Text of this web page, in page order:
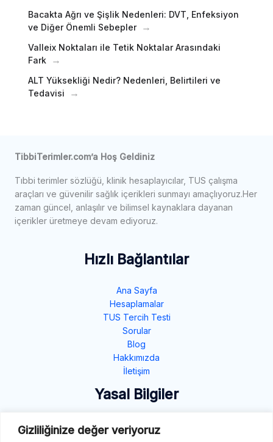
Gizliliğinize değer veriyoruz
Bacakta Ağrı ve Şişlik Nedenleri: DVT, Enfeksiyon
ve Diğer Önemli Sebepler
Valleix Noktaları ile Tetik Noktalar Arasındaki
Fark
ALT Yüksekliği Nedir? Nedenleri, Belirtileri ve
Tedavisi
TibbiTerimler.com’a Hoş Geldiniz
Tıbbi terimler sözlüğü, klinik hesaplayıcılar, TUS çalışma
araçları ve güvenilir sağlık içerikleri sunmayı amaçlıyoruz.Her
zaman güncel, anlaşılır ve bilimsel kaynaklara dayanan
içerikler üretmeye devam ediyoruz.
Hızlı Bağlantılar
Ana Sayfa
Hesaplamalar
TUS Tercih Testi
Sorular
Blog
Hakkımızda
İletişim
Yasal Bilgiler
Gizlilik Politikası
Çerez Politikası